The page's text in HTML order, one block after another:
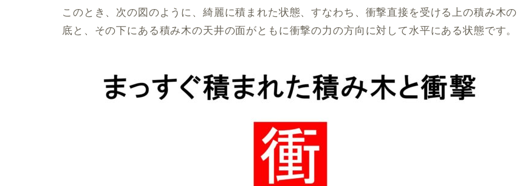
このとき、次の図のように、綺麗に積まれた状態、すなわち、衝撃直接を受ける上の積み木の
底と、その下にある積み木の天井の面がともに衝撃の力の方向に対して水平にある状態です。